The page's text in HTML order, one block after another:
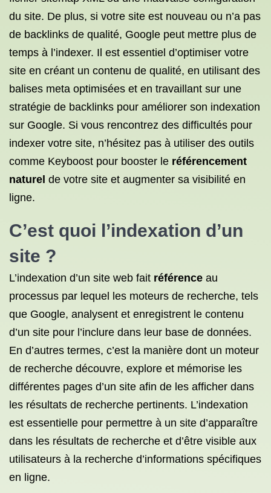
du site. De plus, si votre site est nouveau ou n’a pas
de backlinks de qualité, Google peut mettre plus de
temps à l’indexer. Il est essentiel d’optimiser votre
site en créant un contenu de qualité, en utilisant des
balises meta optimisées et en travaillant sur une
stratégie de backlinks pour améliorer son indexation
sur Google. Si vous rencontrez des difficultés pour
indexer votre site, n’hésitez pas à utiliser des outils
comme Keyboost pour booster le référencement
naturel de votre site et augmenter sa visibilité en
ligne.
C’est quoi l’indexation d’un
site ?
L’indexation d’un site web fait référence au
processus par lequel les moteurs de recherche, tels
que Google, analysent et enregistrent le contenu
d’un site pour l’inclure dans leur base de données.
En d’autres termes, c’est la manière dont un moteur
de recherche découvre, explore et mémorise les
différentes pages d’un site afin de les afficher dans
les résultats de recherche pertinents. L’indexation
est essentielle pour permettre à un site d’apparaître
dans les résultats de recherche et d’être visible aux
utilisateurs à la recherche d’informations spécifiques
en ligne.